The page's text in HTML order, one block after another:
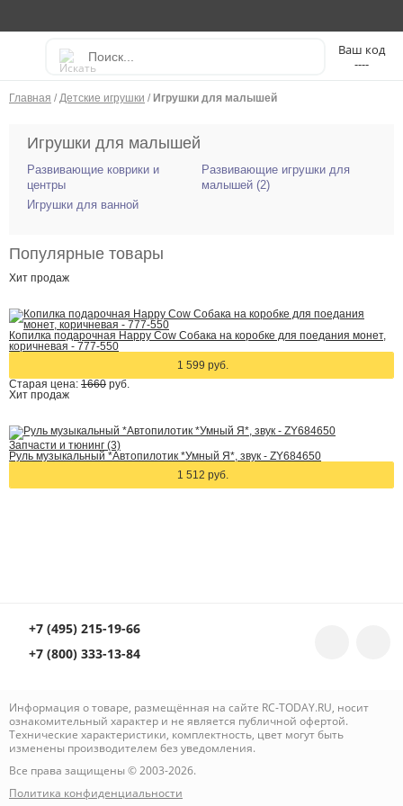
----
Главная / Детские игрушки / Игрушки для малышей
Игрушки для малышей
Развивающие коврики и
центры
Развивающие игрушки для
малышей (2)
Игрушки для ванной
Популярные товары
Хит продаж
Копилка подарочная Happy Cow Собака на коробке для поедания монет,
коричневая - 777-550
1 599 руб.
Старая цена: 1660 руб.
Хит продаж
Запчасти и тюнинг (3)
Руль музыкальный *Автопилотик *Умный Я*, звук - ZY684650
1 512 руб.
+7 (495) 215-19-66
+7 (800) 333-13-84
Информация о товаре, размещённая на сайте RC-TODAY.RU, носит
ознакомительный характер и не является публичной офертой.
Технические характеристики, комплектность, цвет могут быть
изменены производителем без уведомления.
Все права защищены © 2003-2026.
Политика конфиденциальности